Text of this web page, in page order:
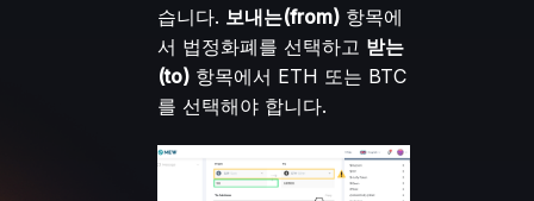
습니다. 보내는(from) 항목에
서 법정화폐를 선택하고 받는
(to) 항목에서 ETH 또는 BTC
를 선택해야 합니다.